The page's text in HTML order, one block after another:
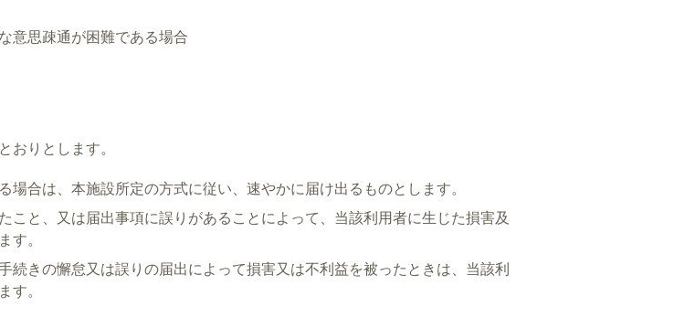
意思疎通が困難である場合
おりとします。
合は、本施設所定の方式に従い、速やかに届け出るものとします。
こと、又は届出事項に誤りがあることによって、当該利用者に生じた損害及
す。
続きの懈怠又は誤りの届出によって損害又は不利益を被ったときは、当該利
す。